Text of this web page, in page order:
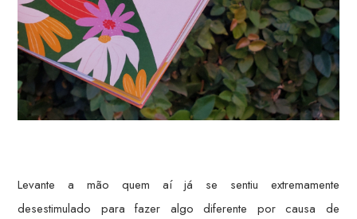
Levante a mão quem aí já se sentiu extremamente
desestimulado para fazer algo diferente por causa de